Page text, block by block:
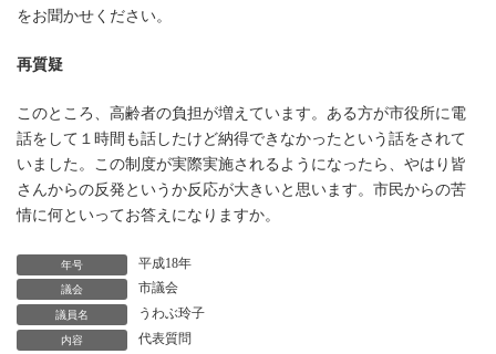
をお聞かせください。
再質疑
このところ、高齢者の負担が増えています。ある方が市役所に電
話をして１時間も話したけど納得できなかったという話をされて
いました。この制度が実際実施されるようになったら、やはり皆
さんからの反発というか反応が大きいと思います。市民からの苦
情に何といってお答えになりますか。
年号 平成18年
議会 市議会
議員名 うわぶ玲子
内容 代表質問